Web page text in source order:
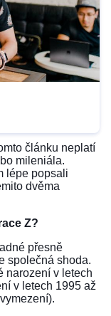
článku neplatí
mileniála.
lépe popsali
dvěma
Z?
přesně
společná shoda.
narození v letech
v letech 1995 až